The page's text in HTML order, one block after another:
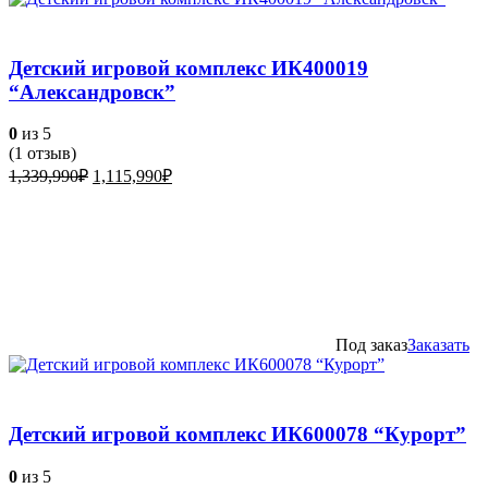
Детский игровой комплекс ИК400019
“Александровск”
0 из 5
(1 отзыв)
1,339,990₽ Первоначальная
1,115,990₽Текущая
Под заказЗаказать
Детский игровой комплекс ИК600078 “Курорт”
0 из 5